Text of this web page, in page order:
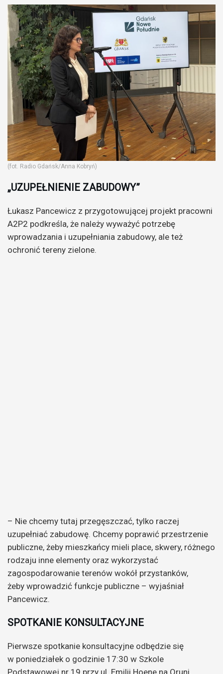
(fot. Radio Gdańsk/Anna Kobryń)
„UZUPEŁNIENIE ZABUDOWY”
Łukasz Pancewicz z przygotowującej projekt pracowni
A2P2 podkreśla, że należy wyważyć potrzebę
wprowadzania i uzupełniania zabudowy, ale też
ochronić tereny zielone.
– Nie chcemy tutaj przegęszczać, tylko raczej
uzupełniać zabudowę. Chcemy poprawić przestrzenie
publiczne, żeby mieszkańcy mieli place, skwery, różnego
rodzaju inne elementy oraz wykorzystać
zagospodarowanie terenów wokół przystanków,
żeby wprowadzić funkcje publiczne – wyjaśniał
Pancewicz.
SPOTKANIE KONSULTACYJNE
Pierwsze spotkanie konsultacyjne odbędzie się
w poniedziałek o godzinie 17:30 w Szkole